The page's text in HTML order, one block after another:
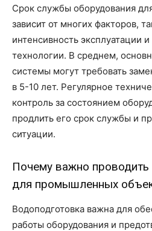
Срок службы оборудования
зависит от многих факторов,
интенсивность эксплуатации
технологии. В среднем,
системы могут требовать
в 5-10 лет. Регулярное
контроль за состоянием
продлить его срок службы и
ситуации.
Почему важно проводить
для промышленных
Водоподготовка важна для
работы оборудования и